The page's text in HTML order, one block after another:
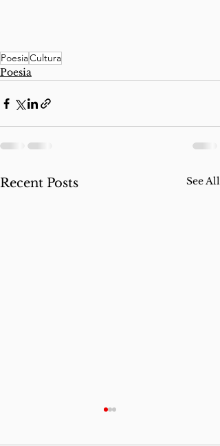
PoesiaCultura
Poesia
Recent Posts See All